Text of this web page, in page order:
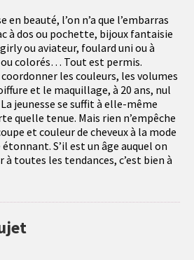
en beauté, l’on n’a que l’embarras
à dos ou pochette, bijoux fantaisie
ou aviateur, foulard uni ou à
colorés… Tout est permis.
les couleurs, les volumes
et le maquillage, à 20 ans, nul
jeunesse se suffit à elle-même
quelle tenue. Mais rien n’empêche
et couleur de cheveux à la mode
S’il est un âge auquel on
toutes les tendances, c’est bien à